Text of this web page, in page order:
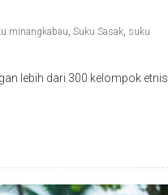
minangkabau, Suku Sasak, suku
lebih dari 300 kelompok etnis,